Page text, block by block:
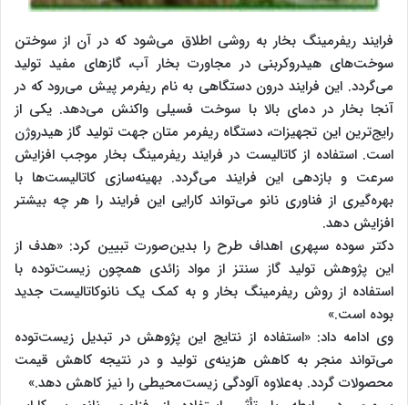
فرایند ریفرمینگ بخار به روشی اطلاق می‌شود که در آن از سوختن
سوخت‌های هیدروکربنی در مجاورت بخار آب، گازهای مفید تولید
می‌گردد. این فرایند درون دستگاهی به نام ریفرمر پیش می‌رود که در
آنجا بخار در دمای بالا با سوخت فسیلی واکنش می‌دهد. یکی از
رایج‌ترین این تجهیزات، دستگاه ریفرمر متان جهت تولید گاز هیدروژن
است. استفاده از کاتالیست در فرایند ریفرمینگ بخار موجب افزایش
سرعت و بازدهی این فرایند می‌گردد. بهینه‌سازی کاتالیست‌ها با
بهره‌گیری از فناوری نانو می‌تواند کارایی این فرایند را هر چه بیشتر
افزایش دهد.
دکتر سوده سپهری اهداف طرح را بدین‌صورت تبیین کرد: «هدف از
این پژوهش تولید گاز سنتز از مواد زائدی همچون زیست‌توده با
استفاده از روش ریفرمینگ بخار و به کمک یک نانوکاتالیست جدید
بوده است.»
وی ادامه داد: «استفاده از نتایج این پژوهش در تبدیل زیست‌توده
می‌تواند منجر به کاهش هزینه‌ی تولید و در نتیجه کاهش قیمت
محصولات گردد. به‌علاوه آلودگی زیست‌محیطی را نیز کاهش دهد.»